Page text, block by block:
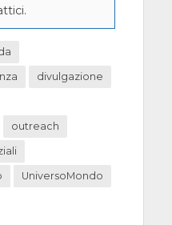
divulgazione
outreach
UniversoMondo